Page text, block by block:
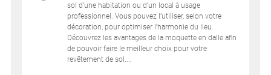
sol d’une habitation ou d’un local à usage
professionnel. Vous pouvez l’utiliser, selon votre
décoration, pour optimiser l’harmonie du lieu.
Découvrez les avantages de la moquette en dalle afin
de pouvoir faire le meilleur choix pour votre
revêtement de sol....